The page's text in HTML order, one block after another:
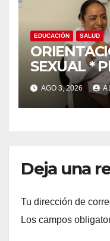
EDUCACIÓN SALUD
SEXUAL * Planificación
familiar,
AGO 3, 2026
Deja una
Tu dirección de
Los campos